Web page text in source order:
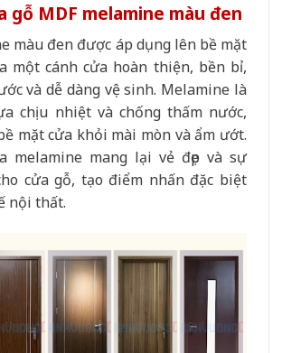
gỗ MDF melamine màu đen
màu đen được áp dụng lên bề mặt
một cánh cửa hoàn thiện, bền bỉ,
và dễ dàng vệ sinh. Melamine là
chịu nhiệt và chống thấm nước,
mặt cửa khỏi mài mòn và ẩm ướt.
melamine mang lại vẻ đẹp và sự
cửa gỗ, tạo điểm nhấn đặc biệt
nội thất.